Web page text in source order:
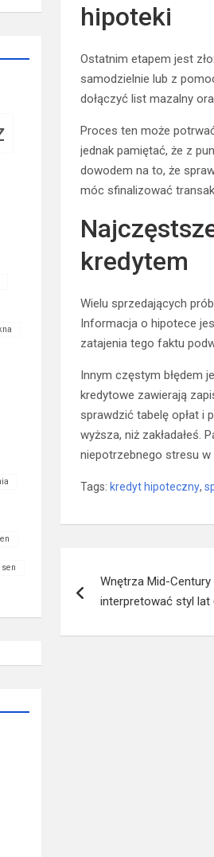
hipoteki
Ostatnim etapem jest
samodzielnie lub z
dołączyć list mazalny
Proces ten może
jednak pamiętać, że z
dowodem na to, że
móc sfinalizować
kredytem
Wielu sprzedających
Informacja o hipotece
zatajenia tego faktu
Innym częstym błędem
kredytowe zawierają
sprawdzić tabelę opłat i
wyższa, niż zakładałeś.
niepotrzebnego stresu w
Tags: kredyt hipoteczny,
wpisuWnętrza Mid-
interpretować styl lat
sen